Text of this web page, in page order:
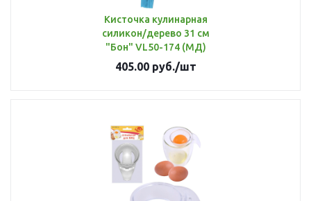
Кисточка кулинарная
силикон/дерево 31 см
"Бон" VL50-174 (МД)
405.00 руб./шт